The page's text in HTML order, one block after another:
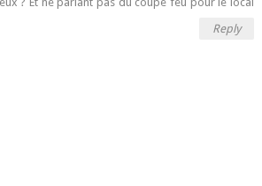
Reply